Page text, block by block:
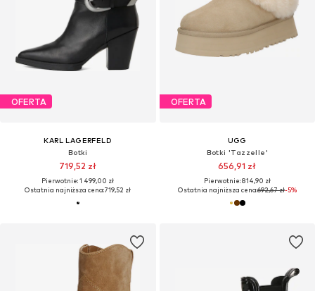
OFERTA
KARL LAGERFELD
Botki
719,52 zł
Pierwotnie: 1 499,00 zł
Ostatnia najniższa cena:719,52 zł
OFERTA
UGG
Botki 'Tazzelle'
656,91 zł
Pierwotnie: 814,90 zł
Ostatnia najniższa cena:692,67 zł-5%